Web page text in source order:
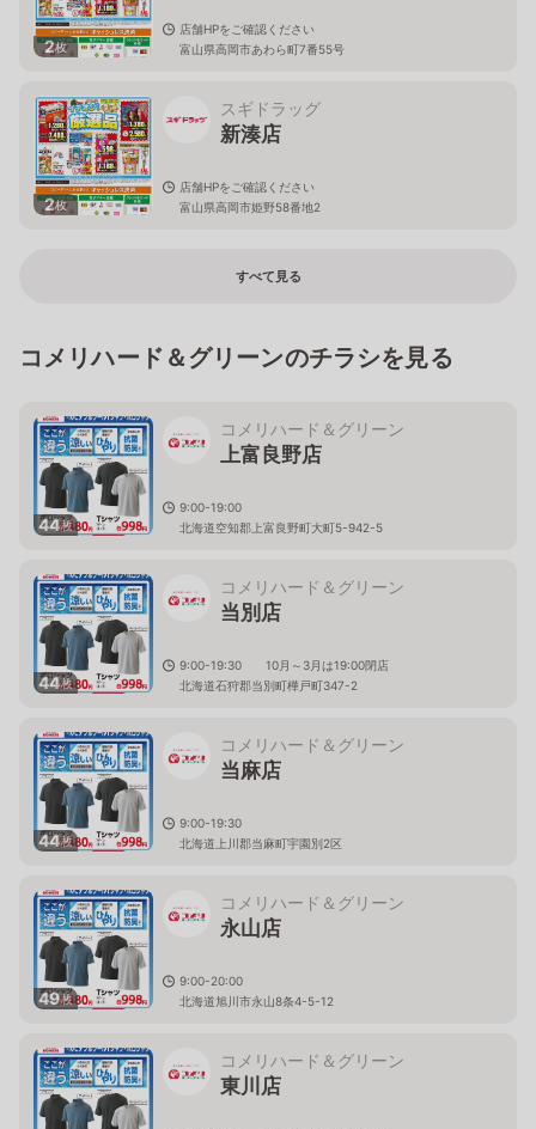
2枚
店舗HPをご確認ください
富山県高岡市あわら町7番55号
2枚
スギドラッグ
新湊店
店舗HPをご確認ください
富山県高岡市姫野58番地2
すべて見る
コメリハード＆グリーンのチラシを見る
44枚
コメリハード＆グリーン
上富良野店
9:00-19:00
北海道空知郡上富良野町大町5-942-5
44枚
コメリハード＆グリーン
当別店
9:00-19:30 10月～3月は19:00閉店
北海道石狩郡当別町樺戸町347-2
44枚
コメリハード＆グリーン
当麻店
9:00-19:30
北海道上川郡当麻町宇園別2区
49枚
コメリハード＆グリーン
永山店
9:00-20:00
北海道旭川市永山8条4-5-12
コメリハード＆グリーン
東川店